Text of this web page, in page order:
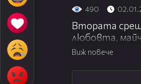
490
Втората
любовта,
Виж повече